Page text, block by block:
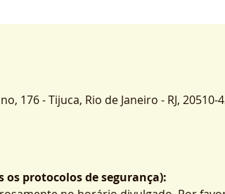
176 - Tijuca, Rio de Janeiro - RJ, 20510-
protocolos de segurança):